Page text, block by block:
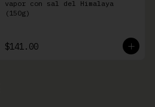
vapor con sal del Himalaya
(150g)
$141.00